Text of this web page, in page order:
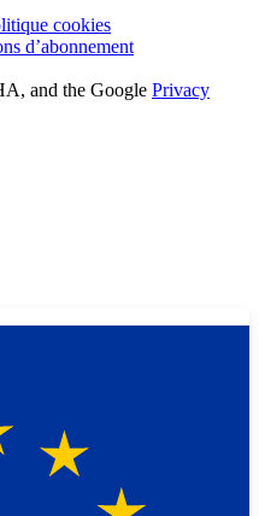
cookies
d’abonnement
and the Google Privacy